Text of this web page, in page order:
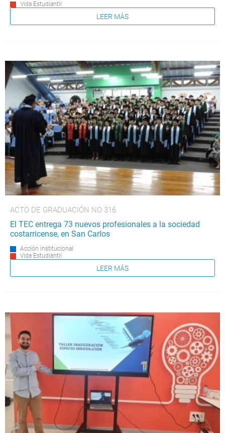
Vida Estudiantil
LEER MÁS
ACTO DE GRADUACIÓN NO 316
El TEC entrega 73 nuevos profesionales a la sociedad
costarricense, en San Carlos
Acción Institucional
Vida Estudiantil
LEER MÁS